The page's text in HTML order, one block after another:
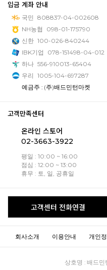
입금 계좌 안내
국민 808837-04-002608
NH농협
098-01-175790
신한 100-026-840244
IBK기업
078-151498-04-012
하나 556-910013-65404
우리 1005-104-697287
예금주 : (주)배드민턴마켓
고객만족센터
온라인 스토어
02-3663-3922
평일 : 10:00 ~ 16:00
점심 : 12:00 ~ 13:00
휴무 : 토, 일, 공휴일
고객센터 전화연결
회사소개 이용안내 개인
상호명 : 배드